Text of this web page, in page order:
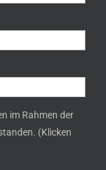
im Rahmen der
(Klicken